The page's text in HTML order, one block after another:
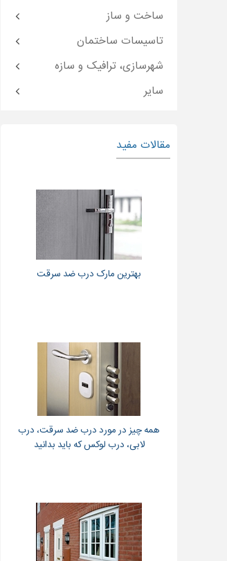
ساخت و ساز
تاسیسات ساختمان
شهرسازی، ترافیک و سازه
سایر
مقالات مفید
بهترین مارک درب ضد سرقت
همه چیز در مورد درب ضد سرقت، درب
لابی، درب لوکس که باید بدانید